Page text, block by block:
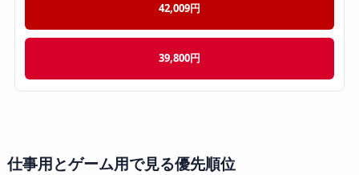
42,009円
39,800円
仕事用とゲーム用で見る優先順位